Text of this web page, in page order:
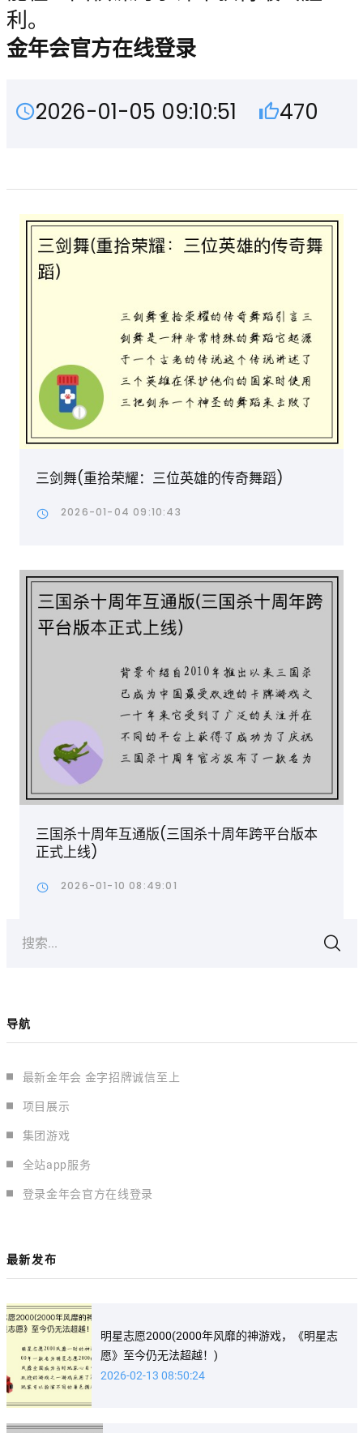
利。
金年会官方在线登录
2026-01-05 09:10:51 470
三剑舞(重拾荣耀：三位英雄的传奇舞蹈)
2026-01-04 09:10:43
三国杀十周年互通版(三国杀十周年跨平台版本
正式上线)
2026-01-10 08:49:01
搜索...
导航
最新金年会 金字招牌诚信至上
项目展示
集团游戏
全站app服务
登录金年会官方在线登录
最新发布
明星志愿2000(2000年风靡的神游戏，《明星志
愿》至今仍无法超越！)
2026-02-13 08:50:24